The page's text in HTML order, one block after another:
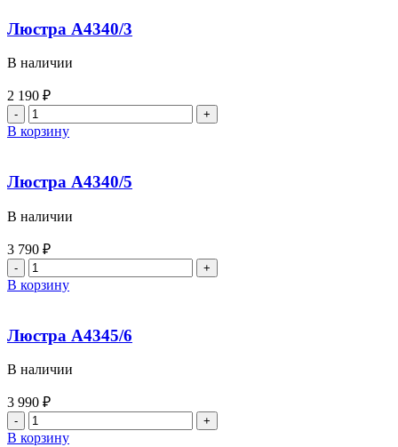
Люстра A4340/3
В наличии
2 190 ₽
В корзину
Люстра A4340/5
В наличии
3 790 ₽
В корзину
Люстра A4345/6
В наличии
3 990 ₽
В корзину